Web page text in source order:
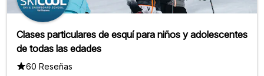
Clases particulares de esquí para niños y adolescentes
de todas las edades
60 Reseñas